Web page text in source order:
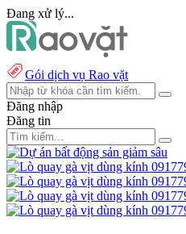
Đang xử lý...
Gói dịch vụ Rao vặt
Đăng nhập
Đăng tin